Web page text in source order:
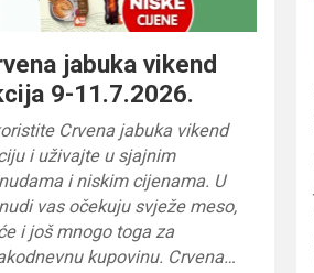
jabuka vikend
9-11.7.2026.
Crvena jabuka vikend
i uživajte u sjajnim
i niskim cijenama. U
vas očekuju svježe meso,
i još mnogo toga za
kupovinu. Crvena…